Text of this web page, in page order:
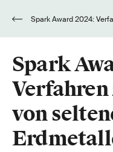
Spark
Verfahren
von